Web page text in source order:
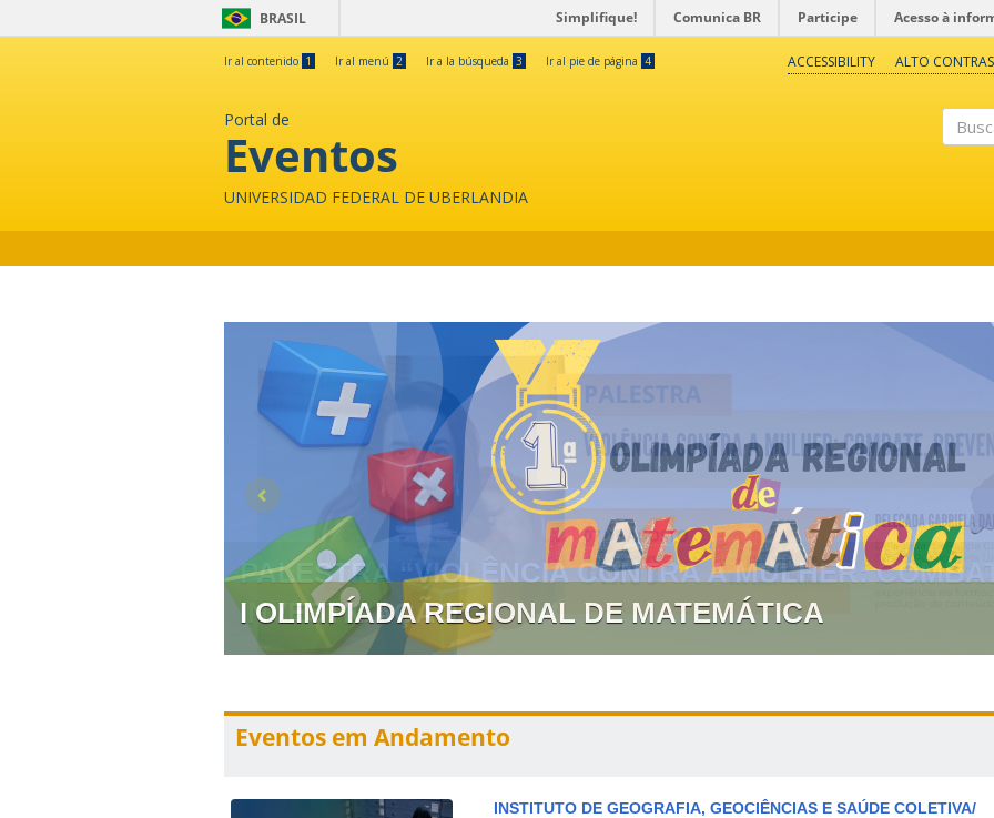
BRASIL Simplifique! Comunica BR Participe Acesso à
Ir al contenido 1 Ir al menú 2 Ir a la búsqueda 3 Ir al pie de página 4 ACCESSIBILITY ALTO
Portal de
Eventos
UNIVERSIDAD FEDERAL DE UBERLANDIA
I OLIMPÍADA REGIONAL DE MATEMÁTICA
Eventos em Andamento
INSTITUTO DE GEOGRAFIA, GEOCIÊNCIAS E SAÚDE COLETIVA/